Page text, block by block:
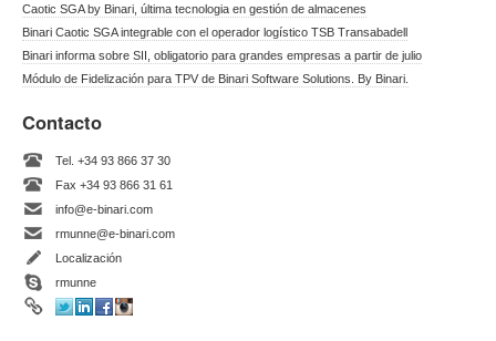
Caotic SGA by Binari, última tecnologia en gestión de almacenes
Binari Caotic SGA integrable con el operador logístico TSB Transabadell
Binari informa sobre SII, obligatorio para grandes empresas a partir de julio
Módulo de Fidelización para TPV de Binari Software Solutions. By Binari.
Contacto
Tel. +34 93 866 37 30
Fax +34 93 866 31 61
info@e-binari.com
rmunne@e-binari.com
Localización
rmunne